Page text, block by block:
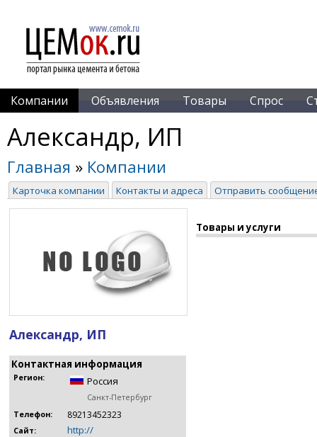
Компании Объявления Товары Спрос
Александр, ИП
Главная » Компании
Карточка компании Контакты и адреса Отправить
Александр, ИП
Контактная информация
Регион: Россия
Санкт-Петербург
Телефон:
89213452323
Сайт:
http://
Товары и услуги